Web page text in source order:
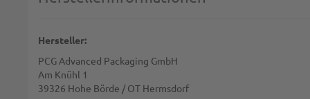
Zusammenfassung:
Hersteller:
PCG Advanced Packaging GmbH
Am Knühl 1
39326 Hohe Börde / OT Hermsdorf